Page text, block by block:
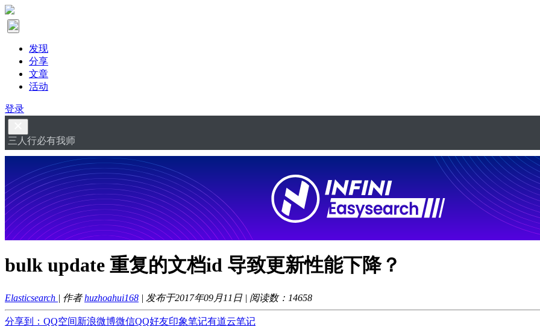
发现
分享
文章
活动
登录
三人行必有我师
bulk update 重复的文档id 导致更新性能下降？
Elasticsearch | 作者huzhoahui168 | 发布于2017年09月11日 | 阅读数： 14658
分享到： QQ空间新浪微博微信QQ好友印象笔记有道云笔记